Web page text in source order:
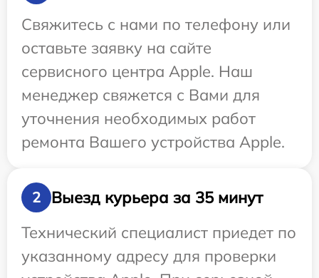
Свяжитесь с нами по телефону или
оставьте заявку на сайте
сервисного центра Apple. Наш
менеджер свяжется с Вами для
уточнения необходимых работ
ремонта Вашего устройства Apple.
2
Выезд курьера за 35 минут
Технический специалист приедет по
указанному адресу для проверки